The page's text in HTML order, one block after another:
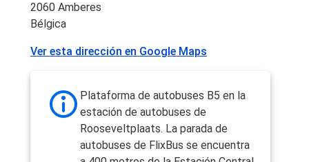
2060 Amberes
Bélgica
Ver esta dirección en Google Maps
Plataforma de autobuses B5 en la
estación de autobuses de
Rooseveltplaats. La parada de
autobuses de FlixBus se encuentra